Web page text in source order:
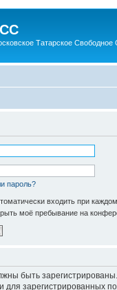
Татарское Свободное
пароль?
входить при
моё пребывание на
быть
для зарегистрированных